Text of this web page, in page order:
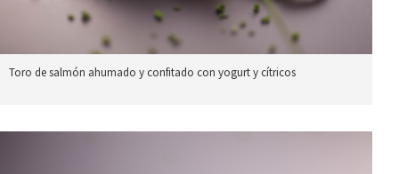
Toro de salmón ahumado y confitado con yogurt y cítricos